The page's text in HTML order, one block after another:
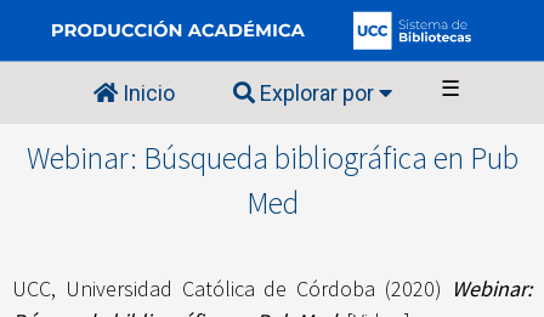
Inicio Explorar por ☰
Webinar: Búsqueda bibliográfica en Pub
Med
UCC, Universidad Católica de Córdoba (2020) Webinar: